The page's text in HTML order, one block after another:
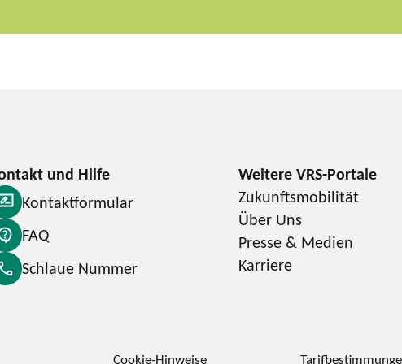
Kontaktformular
FAQ
Schlaue Nummer
Zukunftsmobilität
Über Uns
Presse & Medien
Karriere
Cookie-Hinweise